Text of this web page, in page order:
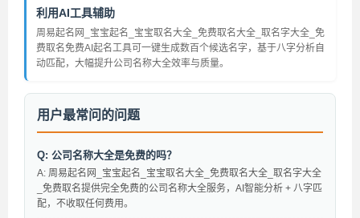
利用AI工具辅助
周易起名网_宝宝起名_宝宝取名大全_免费取名大全_取名字大全_免
费取名免费AI起名工具可一键生成数百个候选名字，基于八字分析自
动匹配，大幅提升公司名称大全效率与质量。
用户最常问的问题
Q: 公司名称大全是免费的吗？
A: 周易起名网_宝宝起名_宝宝取名大全_免费取名大全_取名字大全
_免费取名提供完全免费的公司名称大全服务，AI智能分析 + 八字匹
配，不收取任何费用。